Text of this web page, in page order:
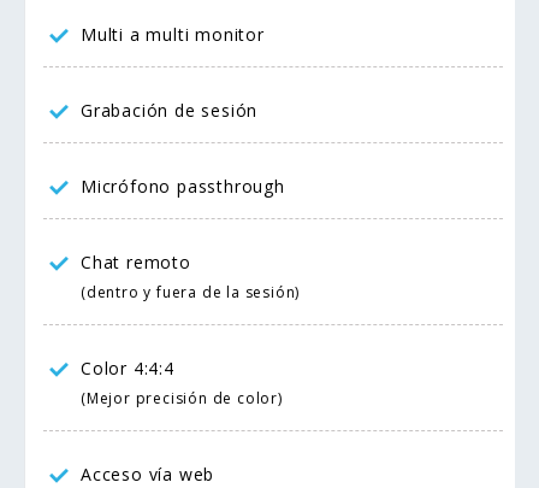
Multi a multi monitor
Grabación de sesión
Micrófono passthrough
Chat remoto
(dentro y fuera de la sesión)
Color 4:4:4
(Mejor precisión de color)
Acceso vía web